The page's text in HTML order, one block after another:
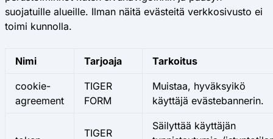
suojatuille alueille. Ilman näitä evästeitä verkkosivusto ei
toimi kunnolla.
Nimi Tarjoaja Tarkoitus
cookie-
agreement
TIGER
FORM
Muistaa, hyväksyikö
käyttäjä evästebannerin.
TIGER
Säilyttää käyttäjän